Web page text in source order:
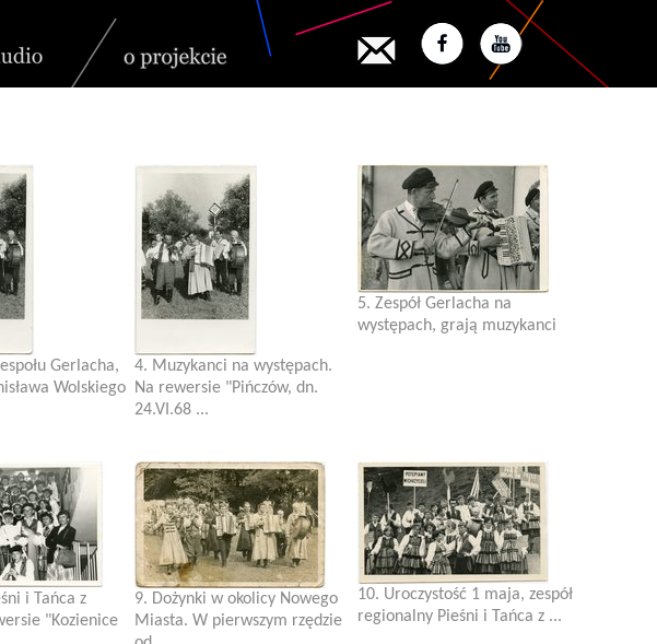
Gerlacha,
Wolskiego
4. Muzykanci na występach.
Na rewersie "Pińczów, dn.
24.VI.68 ...
5. Zespół Gerlacha na
występach, grają muzykanci
i Tańca z
"Kozienice
9. Dożynki w okolicy Nowego
Miasta. W pierwszym rzędzie
10. Uroczystość 1 maja, zespół
regionalny Pieśni i Tańca z ...